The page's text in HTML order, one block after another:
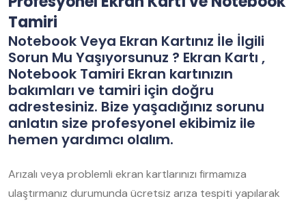
Tamiri
Notebook Veya Ekran Kartınız İle İlgili
Sorun Mu Yaşıyorsunuz ? Ekran Kartı ,
Notebook Tamiri Ekran kartınızın
bakımları ve tamiri için doğru
adrestesiniz. Bize yaşadığınız sorunu
anlatın size profesyonel ekibimiz ile
hemen yardımcı olalım.
Arızalı veya problemli ekran kartlarınızı firmamıza
ulaştırmanız durumunda ücretsiz arıza tespiti yapılarak